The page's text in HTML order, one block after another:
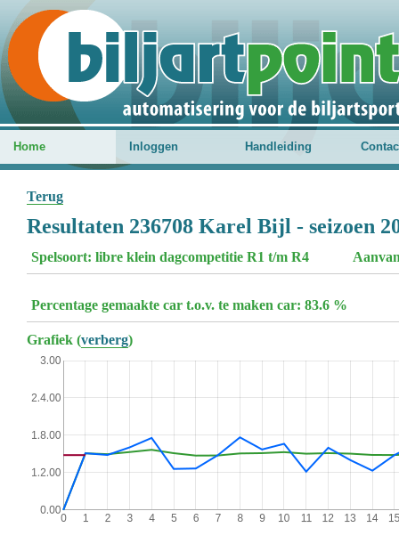
Home Inloggen Handleiding
Terug
Resultaten 236708 Karel Bijl - seizoen
Spelsoort: libre klein dagcompetitie R1 t/m R4
Percentage gemaakte car t.o.v. te maken car: 83.6 %
Grafiek (verberg)